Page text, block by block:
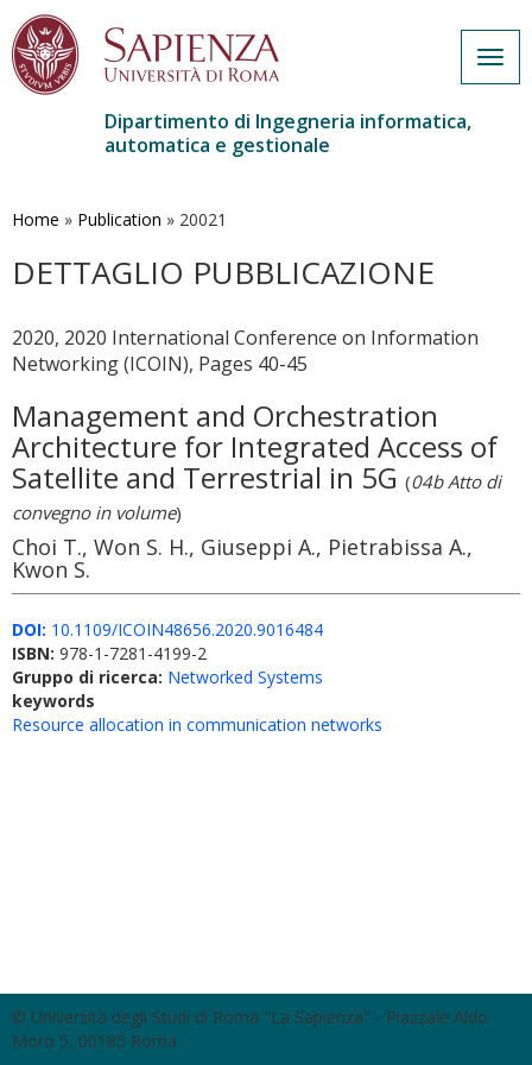
contenuto
Dipartimento di Ingegneria informatica,
automatica e gestionale
Home » Publication » 20021
DETTAGLIO PUBBLICAZIONE
2020, 2020 International Conference on Information
Networking (ICOIN), Pages 40-45
Management and Orchestration
Architecture for Integrated Access of
Satellite and Terrestrial in 5G (04b Atto di
convegno in volume)
Choi T., Won S. H., Giuseppi A., Pietrabissa A.,
Kwon S.
DOI: 10.1109/ICOIN48656.2020.9016484
ISBN: 978-1-7281-4199-2
Gruppo di ricerca: Networked Systems
keywords
Resource allocation in communication networks
© Università degli Studi di Roma "La Sapienza" - Piazzale Aldo
Moro 5, 00185 Roma